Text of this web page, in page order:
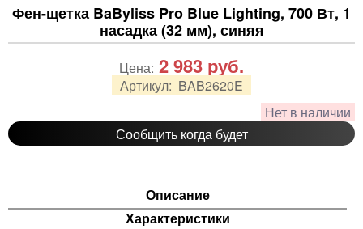
Фен-щетка BaByliss Pro Blue Lighting, 700 Вт, 1
насадка (32 мм), синяя
Артикул: BAB2620E
Нет в наличии
Сообщить когда будет
Цена: 2 983 руб.
Описание
Характеристики